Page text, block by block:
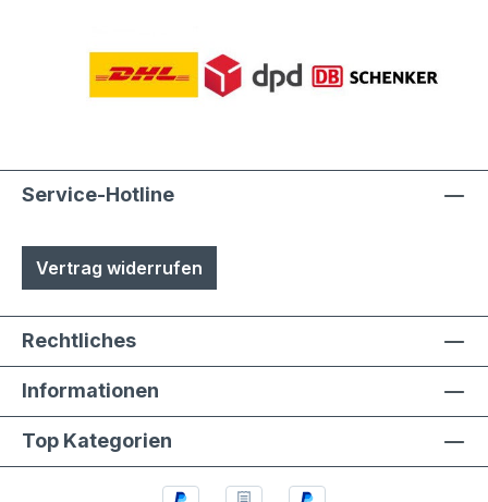
Service-Hotline
Vertrag widerrufen
Rechtliches
Informationen
Top Kategorien